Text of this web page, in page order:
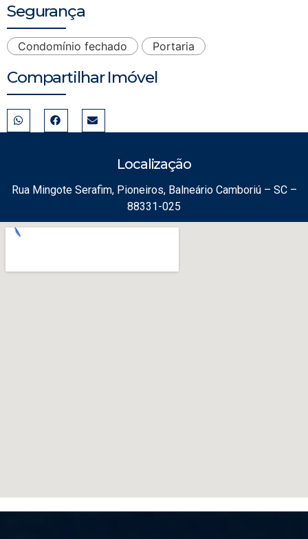
Segurança
Condomínio fechado Portaria
Compartilhar Imóvel
Localização
Rua Mingote Serafim, Pioneiros, Balneário Camboriú – SC –
88331-025